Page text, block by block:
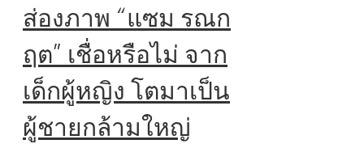
ส่องภาพ “แซม รณก
ฤต” เชื่อหรือไม่ จาก
เด็กผู้หญิง โตมาเป็น
ผู้ชายกล้ามใหญ่